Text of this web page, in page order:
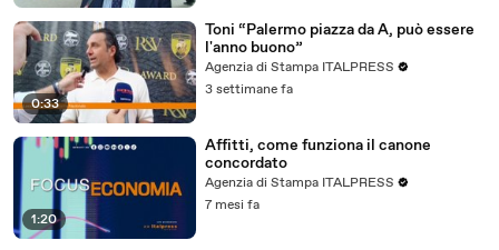
0:33
Toni “Palermo piazza da A, può essere
l'anno buono”
Agenzia di Stampa ITALPRESS
3 settimane fa
1:20
Affitti, come funziona il canone
concordato
Agenzia di Stampa ITALPRESS
7 mesi fa